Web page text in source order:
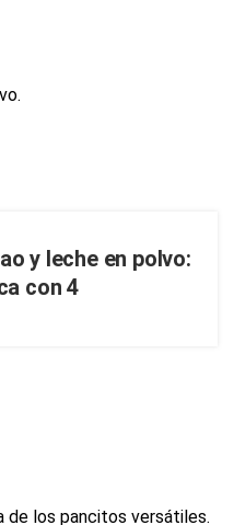
y leche en polvo:
con 4